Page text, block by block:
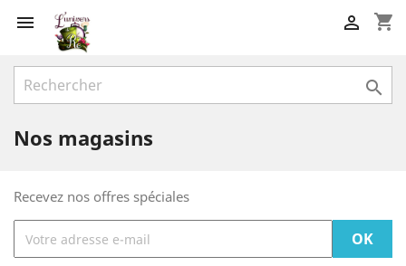
 shopping_cart


Nos magasins
Recevez nos offres spéciales